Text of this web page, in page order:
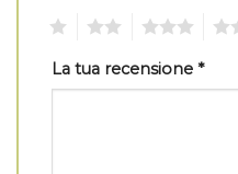
La tua recensione *